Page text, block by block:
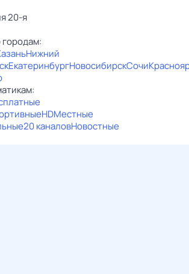
20-я
Нижний
ЕкатеринбургНовосибирскСочи
HDМестные
20 каналовНовостные